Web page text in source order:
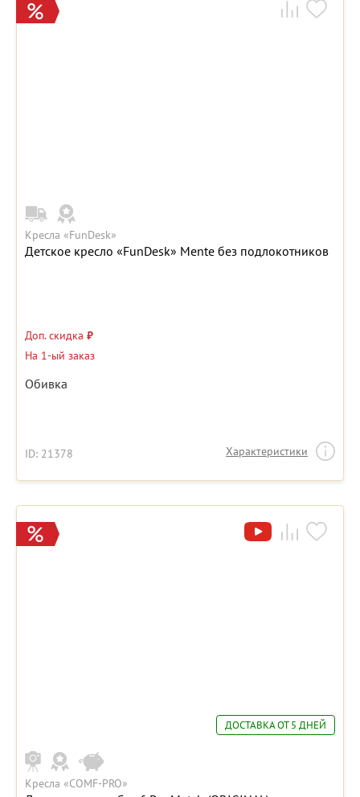
Кресла «FunDesk»
Детское кресло «FunDesk» Mente без подлокотников
Доп. скидка ₽
На 1-ый заказ
Обивка
ID: 21378 Характеристики
ДОСТАВКА ОТ 5 ДНЕЙ
Кресла «COMF-PRO»